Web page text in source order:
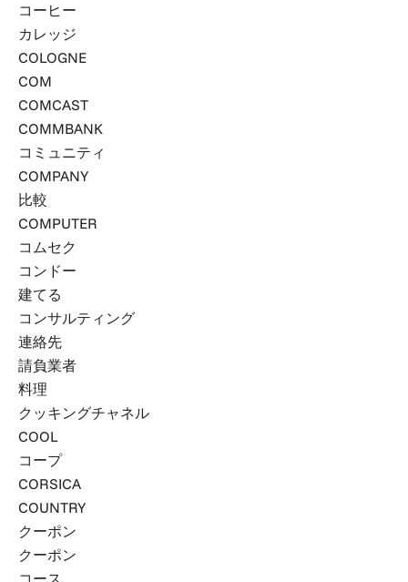
コー​​ヒー
カレッジ
COLOGNE
COM
COMCAST
COMMBANK
コミュニティ
COMPANY
比較
COMPUTER
コムセク
コンドー
建てる
コンサルティング
連絡先
請負業者
料理
クッキングチャネル
COOL
コープ
CORSICA
COUNTRY
クーポン
クーポン
コー​​ス